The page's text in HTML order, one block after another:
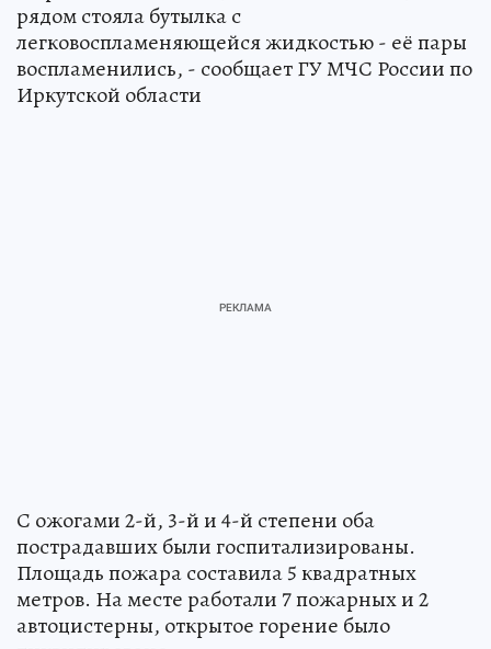
рядом стояла бутылка с
легковоспламеняющейся жидкостью - её пары
воспламенились, - сообщает ГУ МЧС России по
Иркутской области
С ожогами 2-й, 3-й и 4-й степени оба
пострадавших были госпитализированы.
Площадь пожара составила 5 квадратных
метров. На месте работали 7 пожарных и 2
автоцистерны, открытое горение было